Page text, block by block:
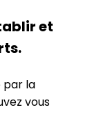
et
par la
vous